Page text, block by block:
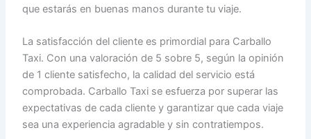
que estarás en buenas manos durante tu viaje.
La satisfacción del cliente es primordial para Carballo
Taxi. Con una valoración de 5 sobre 5, según la opinión
de 1 cliente satisfecho, la calidad del servicio está
comprobada. Carballo Taxi se esfuerza por superar las
expectativas de cada cliente y garantizar que cada viaje
sea una experiencia agradable y sin contratiempos.